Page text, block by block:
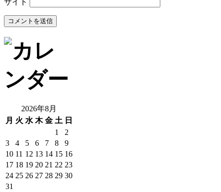
サイト
2026年8月
月 火 水 木 金 土 日
1
2
3
4 5 6 7 8
9
10 11 12 13 14 15 16
17 18 19 20 21 22 23
24 25 26 27 28 29 30
31